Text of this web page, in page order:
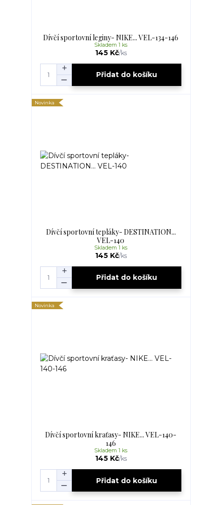
Dívčí sportovní leginy- NIKE... VEL-134-146
145 Kč/ks
Skladem 1 ks
Přidat do košíku
Novinka
Dívčí sportovní tepláky- DESTINATION...
VEL-140
145 Kč/ks
Skladem 1 ks
Přidat do košíku
Novinka
Dívčí sportovní kraťasy- NIKE... VEL-140-
146
145 Kč/ks
Skladem 1 ks
Přidat do košíku